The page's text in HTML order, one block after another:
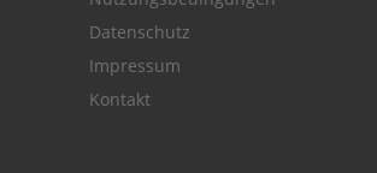
Datenschutz
Impressum
Kontakt